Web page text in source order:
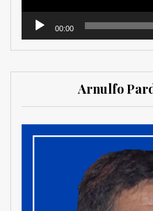
00:00
Arnulfo